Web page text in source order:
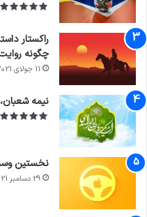
راکستار
چگونه
11 جولای 2021
نیمه
نخستین
29 دسامبر 2021